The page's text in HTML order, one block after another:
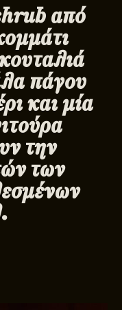
από
πάγου
και μία
την
των